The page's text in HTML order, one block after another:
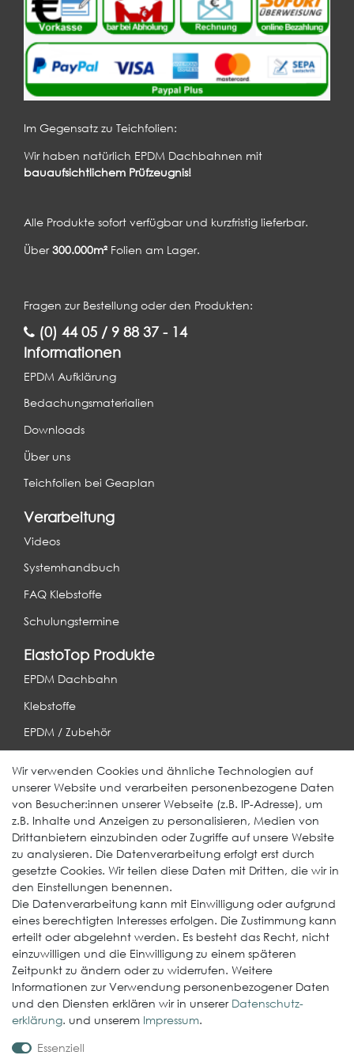
Im Gegensatz zu Teichfolien:
Wir haben natürlich EPDM Dachbahnen mit
bauaufsichtlichem Prüfzeugnis!
Alle Produkte sofort verfügbar und kurzfristig lieferbar.
Über300.000m² Folien am Lager.
Fragen zur Bestellung oder den Produkten:
(0) 44 05 / 9 88 37 - 14
Informationen
EPDM Aufklärung
Bedachungsmaterialien
Downloads
Über uns
Teichfolien bei Geaplan
Verarbeitung
Videos
Systemhandbuch
FAQ Klebstoffe
Schulungstermine
ElastoTop Produkte
EPDM Dachbahn
Klebstoffe
EPDM / Zubehör
Weitere Produkte
EcoDach EPDM
ElastoGround EPDM Streifen
Multi-Fix Solarhalter
Service
Gewerbekunde werden
Versand & Zahlungsbedingungen
Kontaktformular
Probleme bei der Bestellung?
Rechtliches
Wir verwenden Cookies und ähnliche Technologien auf
unserer Website und verarbeiten personenbezogene Daten
von Besucher:innen unserer Webseite (z.B. IP-Adresse), um
z.B. Inhalte und Anzeigen zu personalisieren, Medien von
Drittanbietern einzubinden oder Zugriffe auf unsere Website
zu analysieren. Die Datenverarbeitung erfolgt erst durch
gesetzte Cookies. Wir teilen diese Daten mit Dritten, die wir in
den Einstellungen benennen.
Die Datenverarbeitung kann mit Einwilligung oder aufgrund
eines berechtigten Interesses erfolgen. Die Zustimmung kann
erteilt oder abgelehnt werden. Es besteht das Recht, nicht
einzuwilligen und die Einwilligung zu einem späteren
Zeitpunkt zu ändern oder zu widerrufen. Weitere
Informationen zur Verwendung personenbezogener Daten
und den Diensten erklären wir in unserer Daten­schutz­
erklärung. und unserem Impressum.
Essenziell